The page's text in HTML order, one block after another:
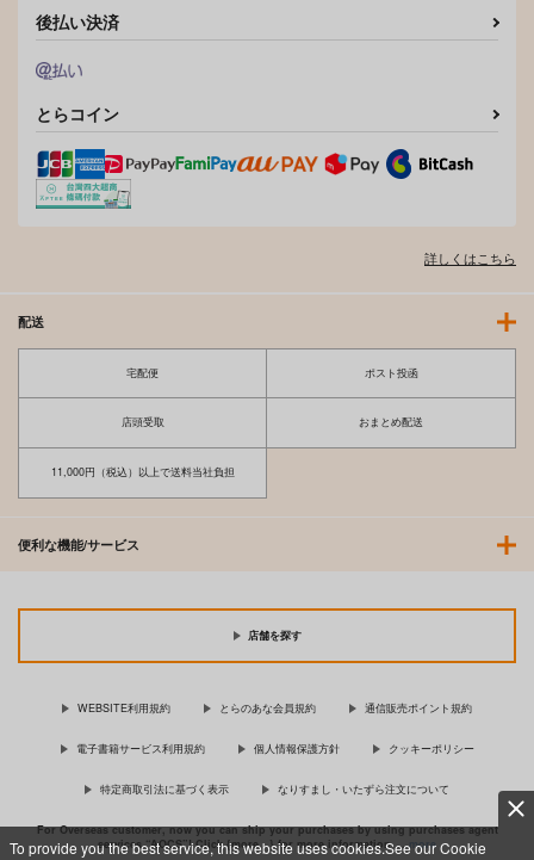
To provide you the best service, this website uses cookies.See our Cookie
後払い決済
とらコイン
詳しくはこちら
配送
宅配便 ポスト投函
店頭受取 おまとめ配送
11,000円（税込）以上で送料当社負担
便利な機能/サービス
店舗を探す
WEBSITE利用規約 とらのあな会員規約 通信販売ポイント規約
電子書籍サービス利用規約 個人情報保護方針 クッキーポリシー
特定商取引法に基づく表示 なりすまし・いたずら注文について
For Overseas customer, now you can ship your purchases by using purchases agent
services “AOCS”! Click {more…} for more information …more